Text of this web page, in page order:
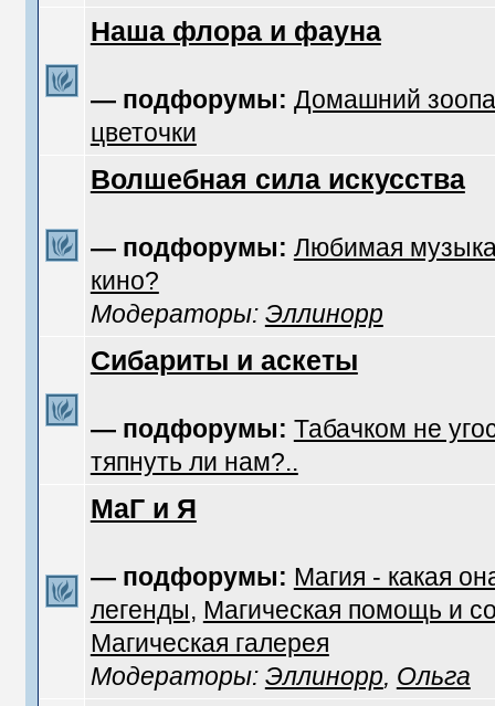
Наша флора и фауна
— подфорумы: Домашний
цветочки
Волшебная сила искусства
— подфорумы: Любимая
кино?
Модераторы: Эллинорр
Сибариты и аскеты
— подфорумы: Табачком не
тяпнуть ли нам?..
МаГ и Я
— подфорумы: Магия - какая
легенды, Магическая помощь и
Магическая галерея
Модераторы: Эллинорр, Ольга